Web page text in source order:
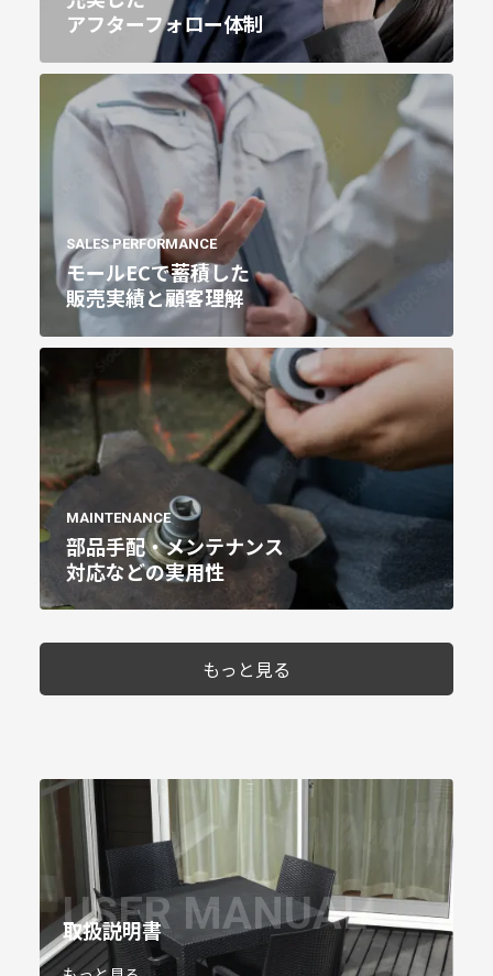
アフターフォロー体制
SALES PERFORMANCE
モールECで蓄積した
販売実績と顧客理解
MAINTENANCE
部品手配・メンテナンス
対応などの実用性
もっと見る
USER MANUAL
取扱説明書